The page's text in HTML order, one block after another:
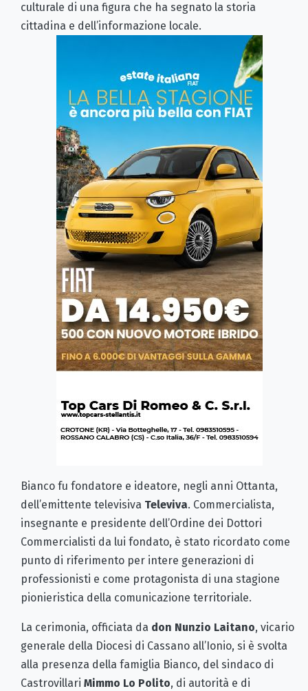
culturale di una figura che ha segnato la storia
cittadina e dell’informazione locale.
Bianco fu fondatore e ideatore, negli anni Ottanta,
dell’emittente televisiva Televiva. Commercialista,
insegnante e presidente dell’Ordine dei Dottori
Commercialisti da lui fondato, è stato ricordato come
punto di riferimento per intere generazioni di
professionisti e come protagonista di una stagione
pionieristica della comunicazione territoriale.
La cerimonia, officiata da don Nunzio Laitano, vicario
generale della Diocesi di Cassano all’Ionio, si è svolta
alla presenza della famiglia Bianco, del sindaco di
Castrovillari Mimmo Lo Polito, di autorità e di